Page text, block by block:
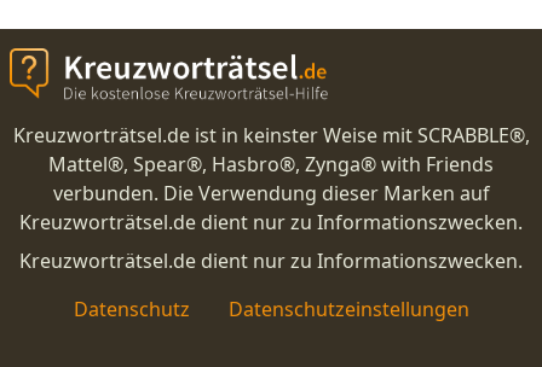
Kreuzworträtsel.de ist in keinster Weise mit SCRABBLE®,
Mattel®, Spear®, Hasbro®, Zynga® with Friends
verbunden. Die Verwendung dieser Marken auf
Kreuzworträtsel.de dient nur zu Informationszwecken.
Kreuzworträtsel.de dient nur zu Informationszwecken.
Datenschutz
Datenschutzeinstellungen